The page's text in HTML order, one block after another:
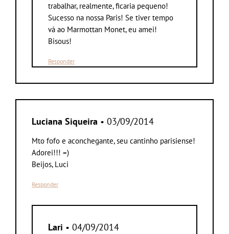
trabalhar, realmente, ficaria pequeno!
Sucesso na nossa Paris! Se tiver tempo
vá ao Marmottan Monet, eu amei!
Bisous!
Responder
Luciana Siqueira • 03/09/2014
Mto fofo e aconchegante, seu cantinho parisiense!
Adorei!!! =)
Beijos, Luci
Responder
Lari • 04/09/2014